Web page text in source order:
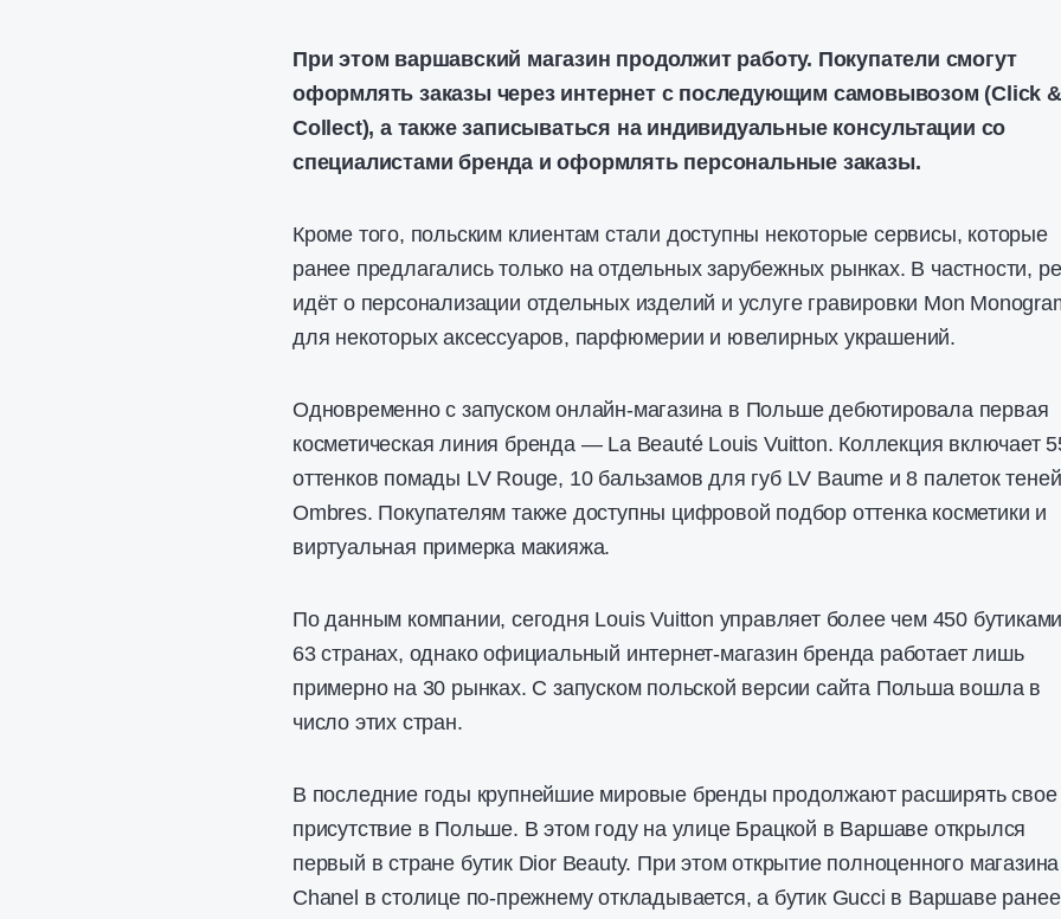
При этом варшавский магазин продолжит работу. Покупатели смогут
оформлять заказы через интернет с последующим самовывозом (Click &
Collect), а также записываться на индивидуальные консультации со
специалистами бренда и оформлять персональные заказы.
Кроме того, польским клиентам стали доступны некоторые сервисы, которые
ранее предлагались только на отдельных зарубежных рынках. В частности,
идёт о персонализации отдельных изделий и услуге гравировки Mon
для некоторых аксессуаров, парфюмерии и ювелирных украшений.
Одновременно с запуском онлайн-магазина в Польше дебютировала первая
косметическая линия бренда — La Beauté Louis Vuitton. Коллекция включает
оттенков помады LV Rouge, 10 бальзамов для губ LV Baume и 8 палеток
Ombres. Покупателям также доступны цифровой подбор оттенка косметики и
виртуальная примерка макияжа.
По данным компании, сегодня Louis Vuitton управляет более чем 450
63 странах, однако официальный интернет-магазин бренда работает лишь
примерно на 30 рынках. С запуском польской версии сайта Польша вошла в
число этих стран.
В последние годы крупнейшие мировые бренды продолжают расширять свое
присутствие в Польше. В этом году на улице Брацкой в Варшаве открылся
первый в стране бутик Dior Beauty. При этом открытие полноценного магазина
Chanel в столице по-прежнему откладывается, а бутик Gucci в Варшаве ранее